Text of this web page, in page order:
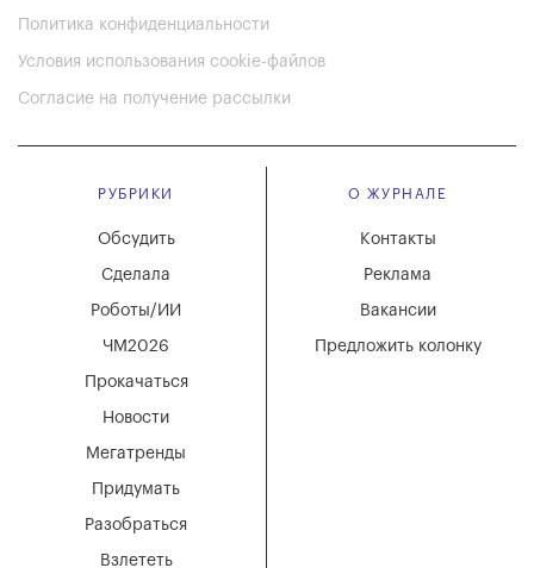
Политика конфиденциальности
Условия использования cookie-файлов
Согласие на получение рассылки
РУБРИКИ
Мегатренды
Придумать
Разобраться
Взлететь
Новости
Обсудить
Сделала
Роботы/ИИ
ЧМ2026
Прокачаться
О ЖУРНАЛЕ
Вакансии
Реклама
Контакты
Предложить колонку